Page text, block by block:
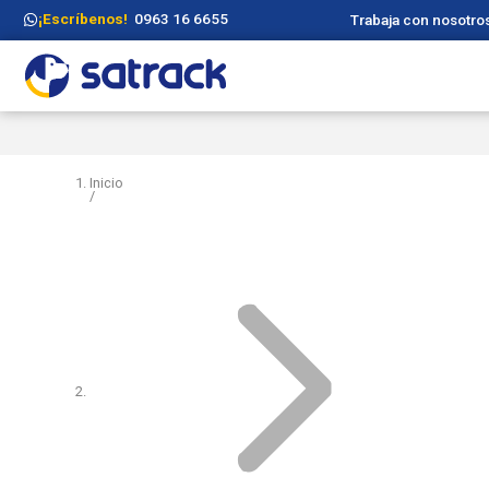
¡Escríbenos! 0963 16 6655 Trabaja con
Inicio